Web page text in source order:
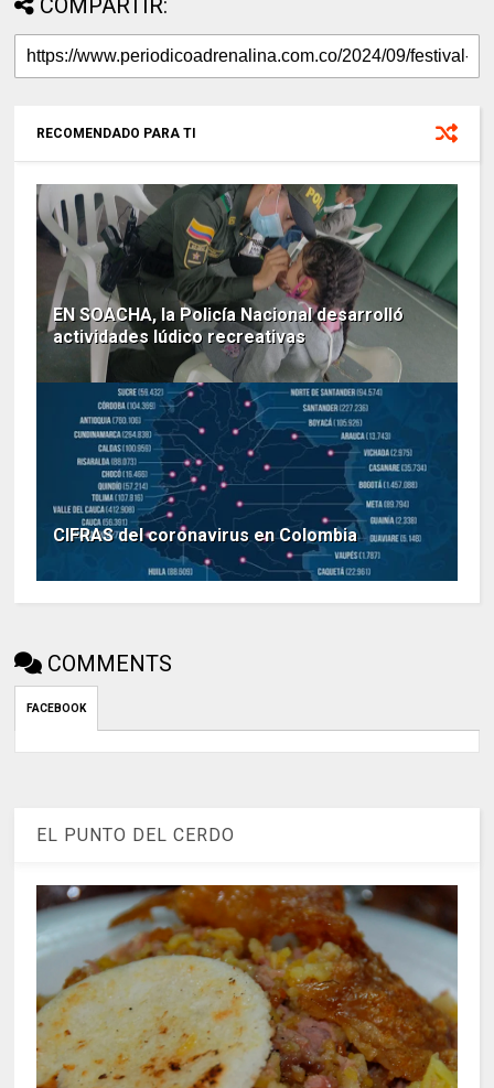
COMPARTIR:
RECOMENDADO PARA TI
EN SOACHA, la Policía Nacional desarrolló
actividades lúdico recreativas
CIFRAS del coronavirus en Colombia
COMMENTS
FACEBOOK
EL PUNTO DEL CERDO